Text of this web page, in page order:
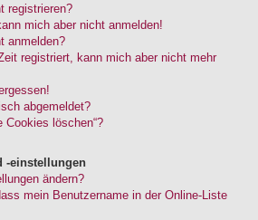
registrieren?
mich aber nicht anmelden!
anmelden?
registriert, kann mich aber nicht mehr
abgemeldet?
Cookies löschen“?
-einstellungen
ändern?
mein Benutzername in der Online-Liste